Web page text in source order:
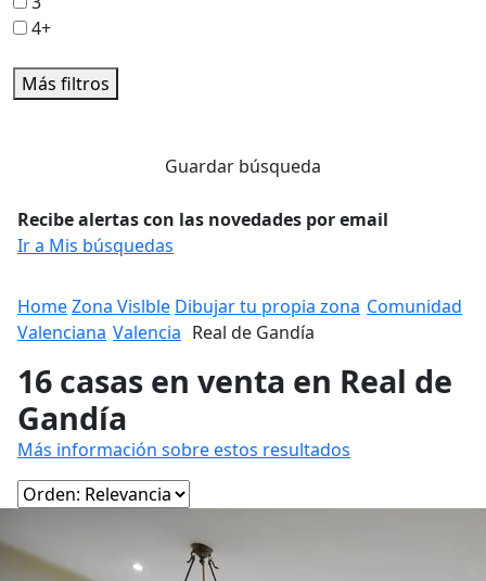
4+
Más filtros
Guardar búsqueda
Recibe alertas con las novedades por email
Ir a Mis búsquedas
HomeZona Vislble Dibujar tu propia zona Comunidad
Valenciana Valencia Real de Gandía
16 casas en venta en Real de
Gandía
Más información sobre estos resultados